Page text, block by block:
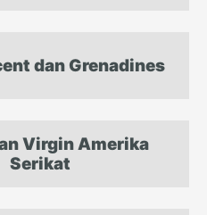
dan Grenadines
Virgin Amerika
Serikat